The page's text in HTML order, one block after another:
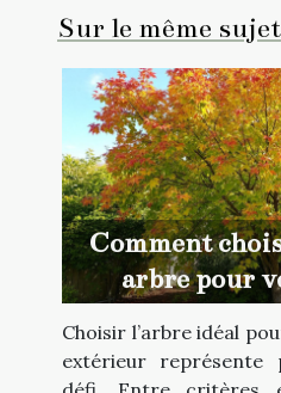
Sur le même sujet
Comment
arbre pour
Choisir l’arbre idéal
extérieur représente